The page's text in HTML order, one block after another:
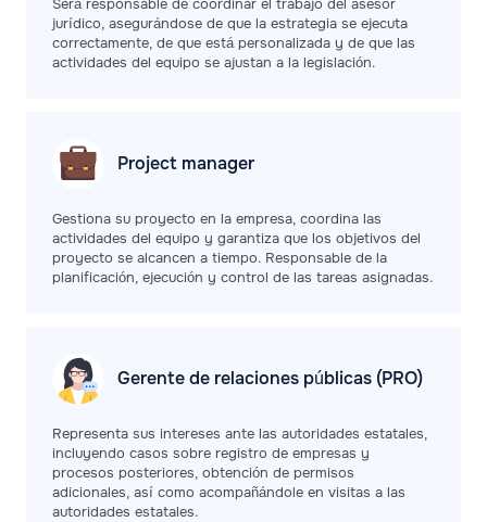
Será responsable de coordinar el trabajo del asesor
jurídico, asegurándose de que la estrategia se ejecuta
correctamente, de que está personalizada y de que las
actividades del equipo se ajustan a la legislación.
Project manager
Gestiona su proyecto en la empresa, coordina las
actividades del equipo y garantiza que los objetivos del
proyecto se alcancen a tiempo. Responsable de la
planificación, ejecución y control de las tareas asignadas.
Gerente de relaciones públicas (PRO)
Representa sus intereses ante las autoridades estatales,
incluyendo casos sobre registro de empresas y
procesos posteriores, obtención de permisos
adicionales, así como acompañándole en visitas a las
autoridades estatales.